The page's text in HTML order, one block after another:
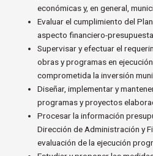
económicas y, en general,
Evaluar el cumplimiento del
aspecto financiero-
Supervisar y efectuar el
obras y programas en
comprometida la inversión
Diseñar, implementar y
programas y proyectos
Procesar la información
Dirección de Administración y
evaluación de la ejecución